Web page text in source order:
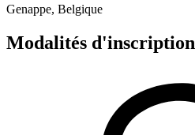
Genappe, Belgique
Modalités d'inscription